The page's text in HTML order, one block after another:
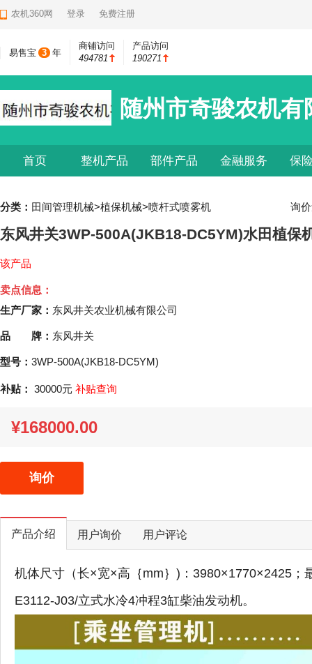
农机360网 登录 免费注册
易售宝 3 年
商铺访问
494781
产品访问
190271
随州市奇骏农机有
首页 整机产品 部件产品 金融服务 保
询
分类： 田间管理机械>植保机械>喷杆式喷雾机
东风井关3WP-500A(JKB18-DC5YM)水田植保
该产品
卖点信息：
生产厂家： 东风井关农业机械有限公司
品 牌： 东风井关
型号： 3WP-500A(JKB18-DC5YM)
补贴： 30000元 补贴查询
¥168000.00
询价
产品介绍 用户询价 用户评论
机体尺寸（长×宽×高｛mm｝)：3980×1770×2425
E3112-J03/立式水冷4冲程3缸柴油发动机。